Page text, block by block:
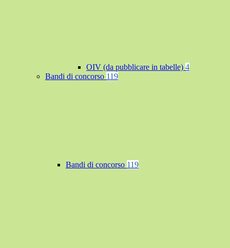
OIV (da pubblicare in tabelle) 4
Bandi di concorso 119
Bandi di concorso 119